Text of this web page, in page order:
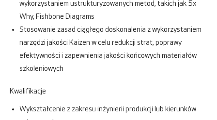
wykorzystaniem ustrukturyzowanych metod, takich jak 5x
Why, Fishbone Diagrams
Stosowanie zasad ciągłego doskonalenia z wykorzystaniem
narzędzi jakości Kaizen w celu redukcji strat, poprawy
efektywności i zapewnienia jakości końcowych materiałów
szkoleniowych
Kwalifikacje
Wykształcenie z zakresu inżynierii produkcji lub kierunków